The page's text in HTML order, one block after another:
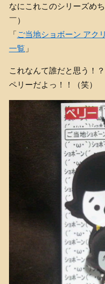
なにこれこのシリーズめ
￣）
「 ご当地ショボーン ア
一覧 」
これなんて誰だと思う！？
ペリーだよっ！！（笑）